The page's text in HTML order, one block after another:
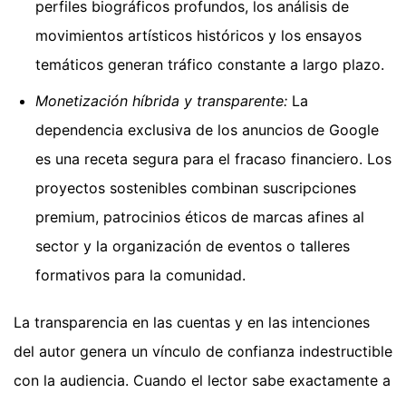
perfiles biográficos profundos, los análisis de
movimientos artísticos históricos y los ensayos
temáticos generan tráfico constante a largo plazo.
Monetización híbrida y transparente: La
dependencia exclusiva de los anuncios de Google
es una receta segura para el fracaso financiero. Los
proyectos sostenibles combinan suscripciones
premium, patrocinios éticos de marcas afines al
sector y la organización de eventos o talleres
formativos para la comunidad.
La transparencia en las cuentas y en las intenciones
del autor genera un vínculo de confianza indestructible
con la audiencia. Cuando el lector sabe exactamente a